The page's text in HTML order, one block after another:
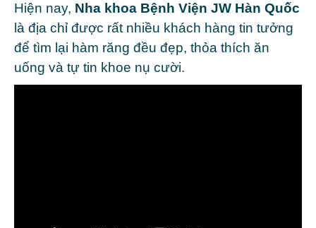
Hiện nay, Nha khoa Bệnh Viện JW Hàn Quốc
là địa chỉ được rất nhiều khách hàng tin tưởng
để tìm lại hàm răng đều đẹp, thỏa thích ăn
uống và tự tin khoe nụ cười.